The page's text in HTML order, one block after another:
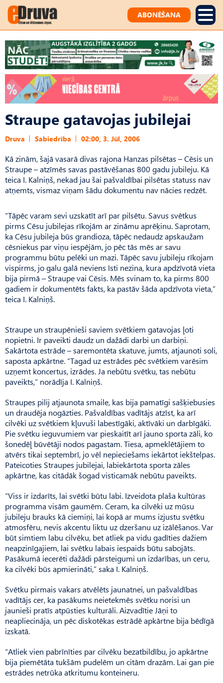
ABONĒŠANA
Straupe gatavojas jubilejai
Druva Sabiedrība 02:00, 3. Jūl, 2006
Kā zinām, šajā vasarā divas rajona Hanzas pilsētas – Cēsis un
Straupe – atzīmēs savas pastāvēšanas 800 gadu jubileju. Kā
teica I. Kalniņš, nekad jau šai pašvaldībai pilsētas statuss nav
atņemts, vismaz viņam šādu dokumentu nav nācies redzēt.
“Tāpēc varam sevi uzskatīt arī par pilsētu. Savus svētkus
pirms Cēsu jubilejas rīkojām ar zināmu aprēķinu. Saprotam,
ka Cēsu jubileja būs grandioza, tāpēc nedaudz apskaužam
cēsniekus par viņu iespējām, jo pēc tās mēs ar savu
programmu būtu pelēki un mazi. Tāpēc savu jubileju rīkojam
vispirms, jo galu galā neviens īsti nezina, kura apdzīvotā vieta
bija pirmā – Straupe vai Cēsis. Mēs svinam to, ka pirms 800
gadiem ir dokumentēts fakts, ka pastāv šāda apdzīvota vieta,”
teica I. Kalniņš.
Straupe un straupēnieši saviem svētkiem gatavojas ļoti
nopietni. Ir paveikti daudz un dažādi darbi un darbiņi.
Sakārtota estrāde – saremontēta skatuve, jumts, atjaunoti soli,
saposta apkārtne. “Tagad uz estrādes pēc svētkiem varēsim
uzņemt koncertus, izrādes. Ja nebūtu svētku, tas nebūtu
paveikts,” norādīja I. Kalniņš.
Straupes pilij atjaunota smaile, kas bija pamatīgi sašķiebusies
un draudēja nogāzties. Pašvaldības vadītājs atzīst, ka arī
cilvēki uz svētkiem kļuvuši labestīgāki, aktīvāki un darbīgāki.
Pie svētku ieguvumiem var pieskaitīt arī jauno sporta zāli, ko
šonedēļ būvētāji nodos pagastam. Tiesa, apmeklētājiem to
atvērs tikai septembrī, jo vēl nepieciešams iekārtot iekštelpas.
Pateicoties Straupes jubilejai, labiekārtota sporta zāles
apkārtne, kas citādāk šogad visticamāk nebūtu paveikts.
“Viss ir izdarīts, lai svētki būtu labi. Izveidota plaša kultūras
programma visām gaumēm. Ceram, ka cilvēki uz mūsu
jubileju brauks kā ciemiņi, lai kopā ar mums izjustu svētku
atmosfēru, nevis akcentu liktu uz dzeršanu uz izālēšanos. Var
būt simtiem labu cilvēku, bet atliek pa vidu gadīties dažiem
neapzinīgajiem, lai svētku labais iespaids būtu sabojāts.
Pasākumā iecerēti dažādi pārsteigumi un izdarības, un ceru,
ka cilvēki būs apmierināti,” saka I. Kalniņš.
Svētku pirmais vakars atvēlēts jaunatnei, un pašvaldības
vadītājs cer, ka pasākums neietekmēs svētku norisi un
jaunieši pratīs atpūsties kulturāli. Aizvadītie Jāņi to
neapliecināja, un pēc diskotēkas estrādē apkārtne bija bēdīgā
izskatā.
“Atliek vien pabrīnīties par cilvēku bezatbildību, jo apkārtne
bija piemētāta tukšām pudelēm un citām drazām. Lai gan pie
estrādes netrūka atkritumu konteineru.